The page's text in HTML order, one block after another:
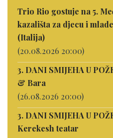
Trio Rio gostuje na 5.
kazališta za djecu i
(Italija)
(20.08.2026 20:00)
3. DANI SMIJEHA U
& Bara
(26.08.2026 20:00)
3. DANI SMIJEHA U
Kerekesh teatar